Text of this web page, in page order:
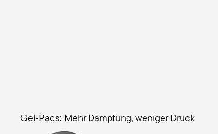
Gel-Pads: Mehr Dämpfung, weniger Druck